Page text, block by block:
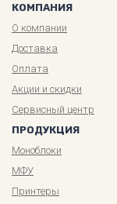
КОМПАНИЯ
О компании
Доставка
Оплата
Акции и скидки
Сервисный центр
ПРОДУКЦИЯ
Моноблоки
МФУ
Принтеры